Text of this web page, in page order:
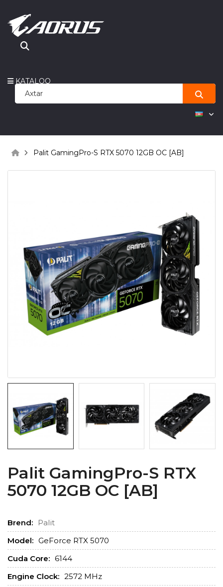
KATALOQ
Palit GamingPro-S RTX 5070 12GB OC [AB]
Palit GamingPro-S RTX
5070 12GB OC [AB]
Brend:
Palit
Model: GeForce RTX 5070
Cuda Core: 6144
Engine Clock: 2572 MHz